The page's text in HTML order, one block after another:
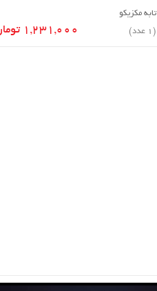
افزودن به سبد خریدتابه مکزیکو
1,231,000 تومان (1 عدد)